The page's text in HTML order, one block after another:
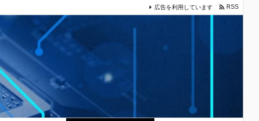
広告を利用しています  RSS